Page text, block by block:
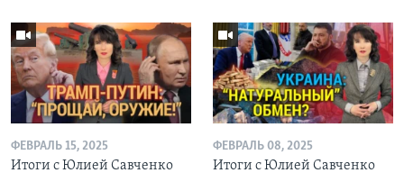
ФЕВРАЛЬ 15, 2025
Итоги с Юлией Савченко
ФЕВРАЛЬ 08, 2025
Итоги с Юлией Савченко